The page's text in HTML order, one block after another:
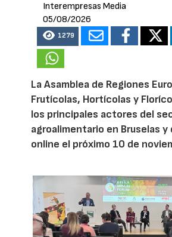
Interempresas Media
05/08/2026
1279
La Asamblea de Regiones
Frutícolas, Hortícolas y
los principales actores del
agroalimentario en Bruselas
online el próximo 10 de